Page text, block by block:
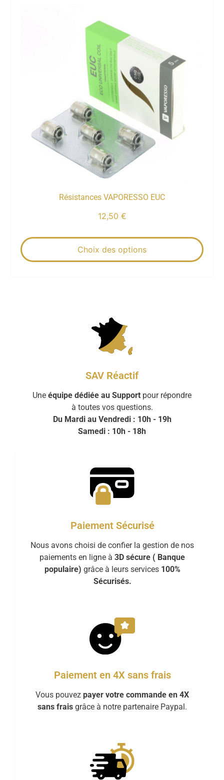
Résistances VAPORESSO EUC
12,50 €
Choix des options
SAV Réactif
Une équipe dédiée au Support pour répondre
à toutes vos questions.
Du Mardi au Vendredi : 10h - 19h
Samedi : 10h - 18h
Paiement Sécurisé
Nous avons choisi de confier la gestion de nos
paiements en ligne à 3D sécure ( Banque
populaire) grâce à leurs services 100%
Sécurisés.
Paiement en 4X sans frais
Vous pouvez payer votre commande en 4X
sans frais grâce à notre partenaire Paypal.